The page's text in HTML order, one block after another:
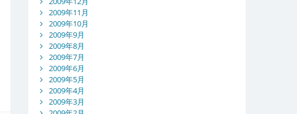
2009年11月
2009年10月
2009年9月
2009年8月
2009年7月
2009年6月
2009年5月
2009年4月
2009年3月